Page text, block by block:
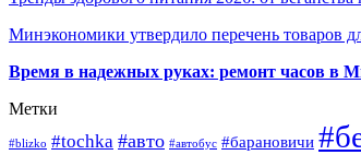
Минэкономики утвердило перечень товаров
Время в надежных руках: ремонт часов в
Метки
#blizko #tochka #авто #автобус #барановичи